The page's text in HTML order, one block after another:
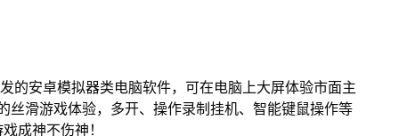
的安卓模拟器类电脑软件，可在电脑上大屏体验市面主
丝滑游戏体验，多开、操作录制挂机、智能键鼠操作等
成神不伤神！